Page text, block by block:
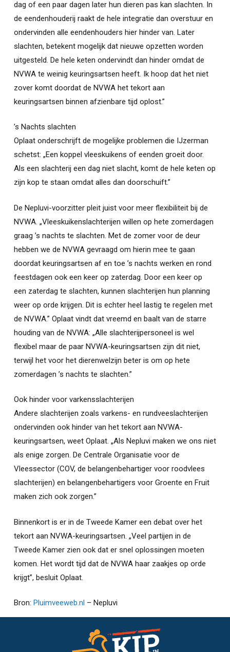
dag of een paar dagen later hun dieren pas kan slachten. In
de eendenhouderij raakt de hele integratie dan overstuur en
ondervinden alle eendenhouders hier hinder van. Later
slachten, betekent mogelijk dat nieuwe opzetten worden
uitgesteld. De hele keten ondervindt dan hinder omdat de
NVWA te weinig keuringsartsen heeft. Ik hoop dat het niet
zover komt doordat de NVWA het tekort aan
keuringsartsen binnen afzienbare tijd oplost.”
’s Nachts slachten
Oplaat onderschrijft de mogelijke problemen die IJzerman
schetst: „Een koppel vleeskuikens of eenden groeit door.
Als een slachterij een dag niet slacht, komt de hele keten op
zijn kop te staan omdat alles dan doorschuift.”
De Nepluvi-voorzitter pleit juist voor meer flexibiliteit bij de
NVWA. „Vleeskuikenslachterijen willen op hete zomerdagen
graag ’s nachts te slachten. Met de zomer voor de deur
hebben we de NVWA gevraagd om hierin mee te gaan
doordat keuringsartsen af en toe ’s nachts werken en rond
feestdagen ook een keer op zaterdag. Door een keer op
een zaterdag te slachten, kunnen slachterijen hun planning
weer op orde krijgen. Dit is echter heel lastig te regelen met
de NVWA.” Oplaat vindt dat vreemd en baalt van de starre
houding van de NVWA: „Alle slachterijpersoneel is wel
flexibel maar de paar NVWA-keuringsartsen zijn dit niet,
terwijl het voor het dierenwelzijn beter is om op hete
zomerdagen ’s nachts te slachten.”
Ook hinder voor varkensslachterijen
Andere slachterijen zoals varkens- en rundveeslachterijen
ondervinden ook hinder van het tekort aan NVWA-
keuringsartsen, weet Oplaat. „Als Nepluvi maken we ons niet
als enige zorgen. De Centrale Organisatie voor de
Vleessector (COV, de belangenbehartiger voor roodvlees
slachterijen) en belangenbehartigers voor Groente en Fruit
maken zich ook zorgen.”
Binnenkort is er in de Tweede Kamer een debat over het
tekort aan NVWA-keuringsartsen. „Veel partijen in de
Tweede Kamer zien ook dat er snel oplossingen moeten
komen. Het wordt tijd dat de NVWA haar zaakjes op orde
krijgt”, besluit Oplaat.
Bron: Pluimveeweb.nl – Nepluvi